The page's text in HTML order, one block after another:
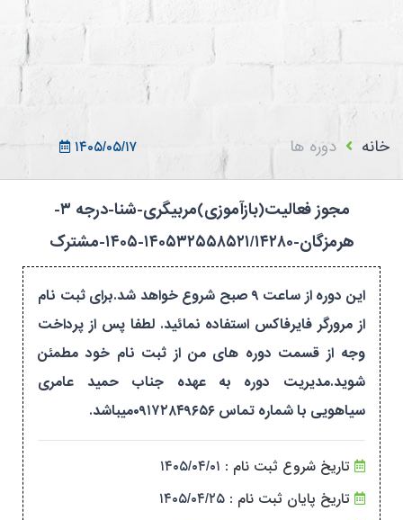
۱۴۰۵/۰۵/۱۷
خانه دوره ها
مجوز فعالیت(بازآموزی)مربیگری-شنا-درجه ۳-
هرمزگان-۱۴۰۵۳۲۵۵۸۵۲۱/۱۴۲۸۰-۱۴۰۵-مشترک
این دوره از ساعت ۹ صبح شروع خواهد شد.برای ثبت نام
از مرورگر فایرفاکس استفاده نمائید. لطفا پس از پرداخت
وجه از قسمت دوره های من از ثبت نام خود مطمئن
شوید.مدیریت دوره به عهده جناب حمید عامری
سیاهویی با شماره تماس ۰۹۱۷۲۸۴۹۶۵۶میباشد.
تاریخ شروع ثبت نام : ۱۴۰۵/۰۴/۰۱
تاریخ پایان ثبت نام : ۱۴۰۵/۰۴/۲۵